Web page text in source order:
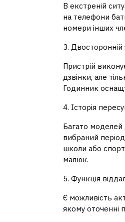
В екстреній
на телефони
номери інших
3. Двосторонній
Пристрій
дзвінки, але
Годинник
4. Історія
Багато моделей
вибраний
школи або
малюк.
5. Функція
Є можливість
якому оточенні